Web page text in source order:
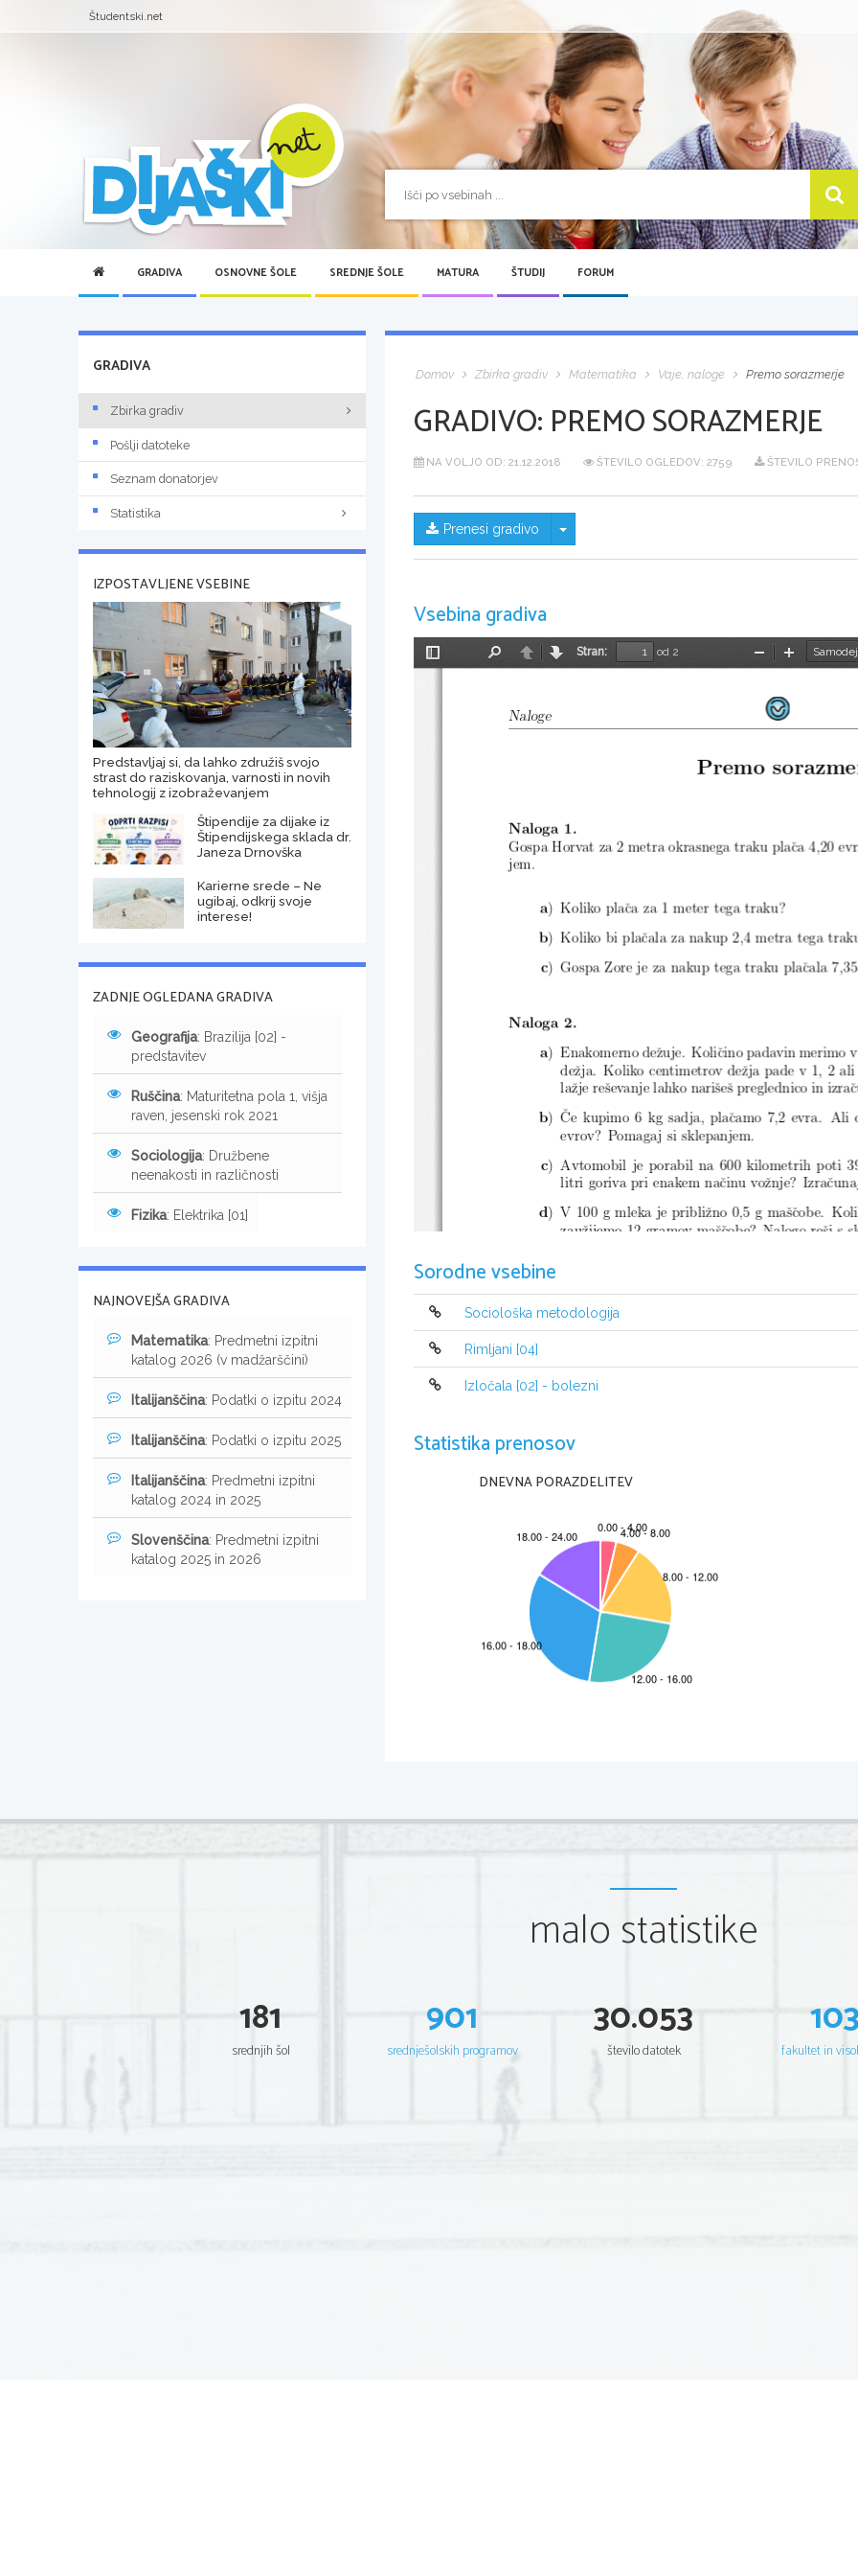
Študentski.net
GRADIVA OSNOVNE ŠOLE SREDNJE ŠOLE MATURA ŠTUDIJ FORUM
Domov Zbirka gradiv Matematika Vaje, naloge Premo sorazmerje
GRADIVO: PREMO SORAZMERJE
NA VOLJO OD: 21.12.2018 ŠTEVILO OGLEDOV: 2759 ŠTEVILO
Prenesi gradivo Skrij/prikaži meni
Vsebina gradiva
Preklopi
NazajNaprej
Stran:
od 2
PomanjšajPovečaj
Naloge
Premo
Naloga 1.
Gospa Horvat za 2 metra okrasnega traku plaˇca 4,20
jem.
a) Koliko plaˇca za 1 meter tega traku?
b) Koliko bi plaˇcala za nakup 2,4 metra tega
c) Gospa Zore je za nakup tega traku plaˇcala
Naloga 2.
a) Enakomerno deˇzuje. Koliˇcino padavin merimo
deˇzja. Koliko centimetrov deˇzja pade v 1, 2
laˇzje reˇsevanje lahko nariˇseˇs preglednico in
b) ˇ
Ce kupimo 6 kg sadja, plaˇcamo 7,2 evra. Ali
evrov? Pomagaj si sklepanjem.
c) Avtomobil je porabil na 600 kilometrih poti
litri goriva pri enakem naˇcinu voˇznje?
d) V 100 g mleka je pribliˇzno 0,5 g maˇsˇcobe.
zauˇzijemo 12 gramov maˇsˇcobe? Nalogo reˇsi s
Naloga 3.
nimi vrednostmi. Pomagaj si z izraˇcunom koeficienta
x 0,2 0,5 0,8 1
2
Izvedbo projekta e-um je omogoˇcilo sofinanciranje
b) Plaˇcala bi 5,04 evra.
in v 3,4 ure 27,2 cm deˇzja.
Ne drˇzi. Za 5 kilogramov plaˇcamo 6 evrov.
Sorodne vsebine
Sociološka metodologija
Rimljani [04]
Izločala [02] - bolezni
Statistika prenosov
DNEVNA PORAZDELITEV
GRADIVA
Zbirka gradiv
Pošlji datoteke
Seznam donatorjev
Statistika
IZPOSTAVLJENE VSEBINE
Predstavljaj si, da lahko združiš svojo
strast do raziskovanja, varnosti in novih
tehnologij z izobraževanjem
Štipendije za dijake iz
Štipendijskega sklada dr.
Janeza Drnovška
Karierne srede – Ne
ugibaj, odkrij svoje
interese!
ZADNJE OGLEDANA GRADIVA
Geografija: Brazilija [02] -
predstavitev
Ruščina: Maturitetna pola 1, višja
raven, jesenski rok 2021
Sociologija: Družbene
neenakosti in različnosti
Fizika: Elektrika [01]
NAJNOVEJŠA GRADIVA
Matematika: Predmetni izpitni
katalog 2026 (v madžarščini)
Italijanščina: Podatki o izpitu 2024
Italijanščina: Podatki o izpitu 2025
Italijanščina: Predmetni izpitni
katalog 2024 in 2025
Slovenščina: Predmetni izpitni
katalog 2025 in 2026
malo statistike
181
srednjih šol
901
srednješolskih programov
30.053
število datotek
103
fakultet in